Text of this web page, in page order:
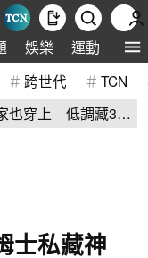
娛樂 運動 全球
跨世代 TCN
也穿上 低調藏38
士私藏神